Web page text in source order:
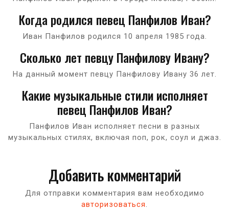
Когда родился певец Панфилов Иван?
Иван Панфилов родился 10 апреля 1985 года.
Сколько лет певцу Панфилову Ивану?
На данный момент певцу Панфилову Ивану 36 лет.
Какие музыкальные стили исполняет
певец Панфилов Иван?
Панфилов Иван исполняет песни в разных
музыкальных стилях, включая поп, рок, соул и джаз.
Добавить комментарий
Для отправки комментария вам необходимо
авторизоваться